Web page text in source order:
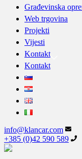
Građevinska
Web trgovina
Projekti
Vijesti
Kontakt
Kontakt
info@klancar.com
+385 (0)42 590 589